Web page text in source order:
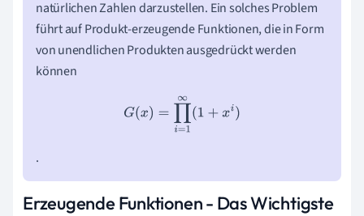
natürlichen Zahlen darzustellen. Ein solches Problem
führt auf Produkt-erzeugende Funktionen, die in Form
von unendlichen Produkten ausgedrückt werden
können
G(x i=1∞( + )
.
Erzeugende Funktionen - Das Wichtigste